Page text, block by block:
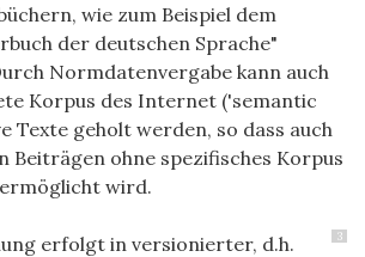
wie zum Beispiel dem
der deutschen Sprache"
Normdatenvergabe kann auch
Korpus des Internet ('semantic
Texte geholt werden, so dass auch
Beiträgen ohne spezifisches Korpus
wird.
3
erfolgt in versionierter, d.h.